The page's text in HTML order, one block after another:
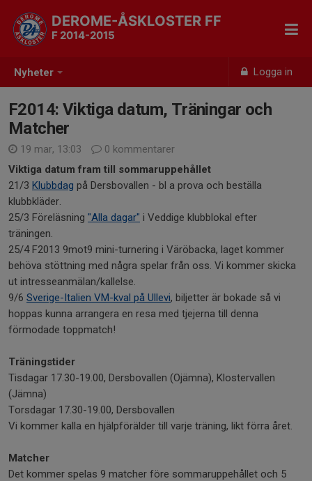
Nyheter Logga in
DEROME-ÅSKLOSTER FF
F 2014-2015
F2014: Viktiga datum, Träningar och
Matcher
19 mar, 13:03
0 kommentarer
Viktiga datum fram till sommaruppehållet
21/3 Klubbdag på Dersbovallen - bl a prova och beställa
klubbkläder.
25/3 Föreläsning "Alla dagar" i Veddige klubblokal efter
träningen.
25/4 F2013 9mot9 mini-turnering i Väröbacka, laget kommer
behöva stöttning med några spelar från oss. Vi kommer skicka
ut intresseanmälan/kallelse.
9/6 Sverige-Italien VM-kval på Ullevi, biljetter är bokade så vi
hoppas kunna arrangera en resa med tjejerna till denna
förmodade toppmatch!
Träningstider
Tisdagar 17.30-19.00, Dersbovallen (Ojämna), Klostervallen
(Jämna)
Torsdagar 17.30-19.00, Dersbovallen
Vi kommer kalla en hjälpförälder till varje träning, likt förra året.
Matcher
Det kommer spelas 9 matcher före sommaruppehållet och 5